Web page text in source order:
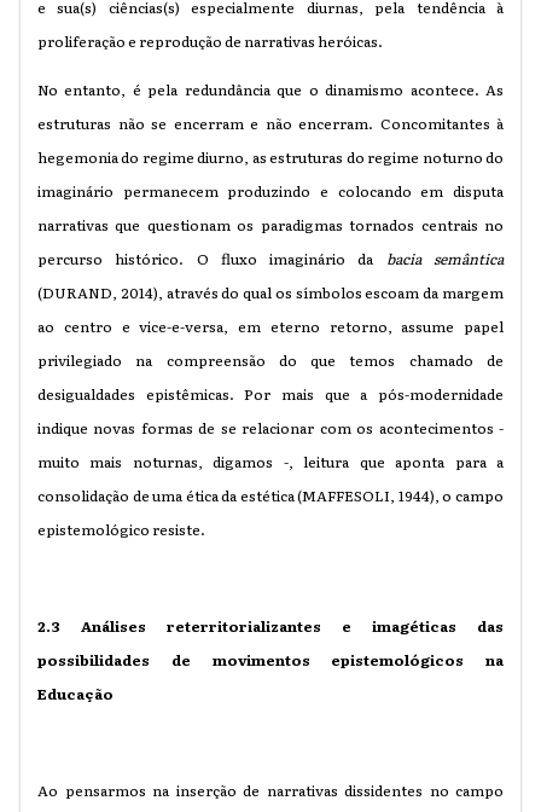
e sua(s) ciências(s) especialmente diurnas, pela tendência à
proliferação e reprodução de narrativas heróicas.
No entanto, é pela redundância que o dinamismo acontece. As
estruturas não se encerram e não encerram. Concomitantes à
hegemonia do regime diurno, as estruturas do regime noturno do
imaginário permanecem produzindo e colocando em disputa
narrativas que questionam os paradigmas tornados centrais no
percurso histórico. O fluxo imaginário da bacia semântica
(DURAND, 2014), através do qual os símbolos escoam da margem
ao centro e vice-e-versa, em eterno retorno, assume papel
privilegiado na compreensão do que temos chamado de
desigualdades epistêmicas. Por mais que a pós-modernidade
indique novas formas de se relacionar com os acontecimentos -
muito mais noturnas, digamos -, leitura que aponta para a
consolidação de uma ética da estética (MAFFESOLI, 1944), o campo
epistemológico resiste.
2.3 Análises reterritorializantes e imagéticas das
possibilidades de movimentos epistemológicos na
Educação
Ao pensarmos na inserção de narrativas dissidentes no campo